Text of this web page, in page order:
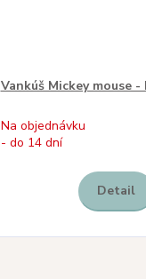
Vankúš Mickey mouse -
Na objednávku
- do 14 dní
Detail